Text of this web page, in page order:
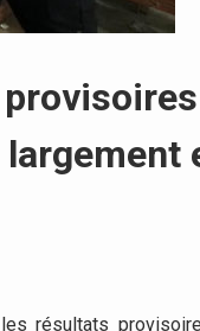
largement
résultats